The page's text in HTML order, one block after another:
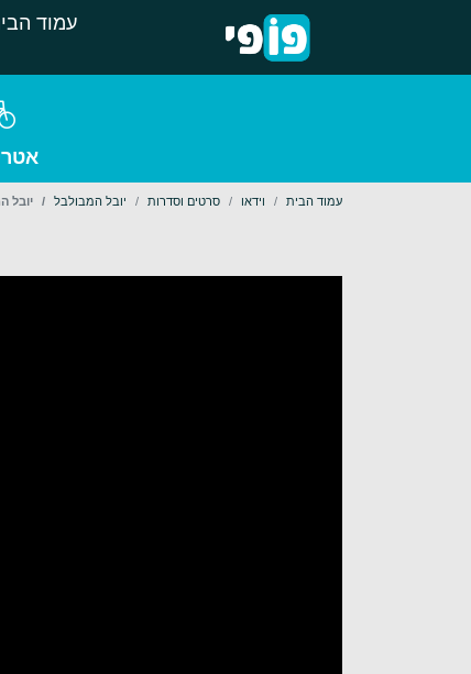
עמוד
עמוד הבית וידאו סרטים וסדרות יובל המבולבל יובל